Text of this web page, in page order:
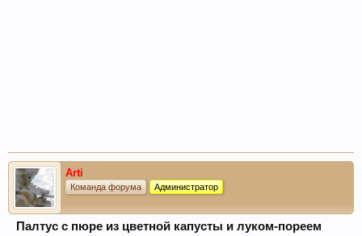
Arti
Команда форума Администратор
Палтус с пюре из цветной капусты и луком-пореем